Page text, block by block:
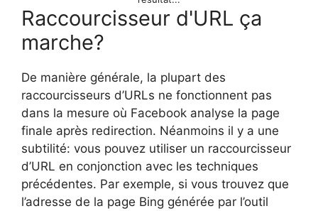
Raccourcisseur d'URL ça
marche?
De manière générale, la plupart des
raccourcisseurs d’URLs ne fonctionnent pas
dans la mesure où Facebook analyse la page
finale après redirection. Néanmoins il y a une
subtilité: vous pouvez utiliser un raccourcisseur
d’URL en conjonction avec les techniques
précédentes. Par exemple, si vous trouvez que
l’adresse de la page Bing générée par l’outil